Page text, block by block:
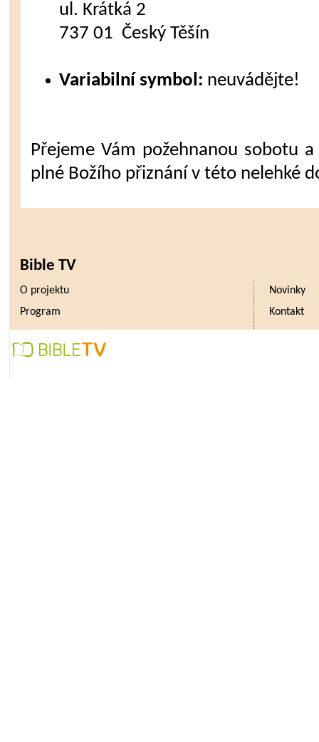
ul. Krátká 2
737 01 Český Těšín
Variabilní symbol: neuvádějte!
Přejeme Vám požehnanou sobotu
plné Božího přiznání v této nelehké
Bible TV
O projektu
Novinky
Program
Kontakt